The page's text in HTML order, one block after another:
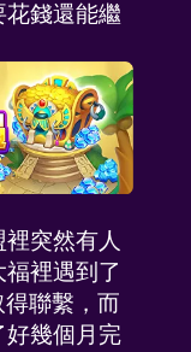
花錢還能繼
突然有人
裡遇到了
聯繫，而
好幾個月完